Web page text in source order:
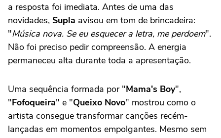
a resposta foi imediata. Antes de uma das
novidades, Supla avisou em tom de brincadeira:
"Música nova. Se eu esquecer a letra, me perdoem".
Não foi preciso pedir compreensão. A energia
permaneceu alta durante toda a apresentação.
Uma sequência formada por "Mama's Boy",
"Fofoqueira" e "Queixo Novo" mostrou como o
artista consegue transformar canções recém-
lançadas em momentos empolgantes. Mesmo sem